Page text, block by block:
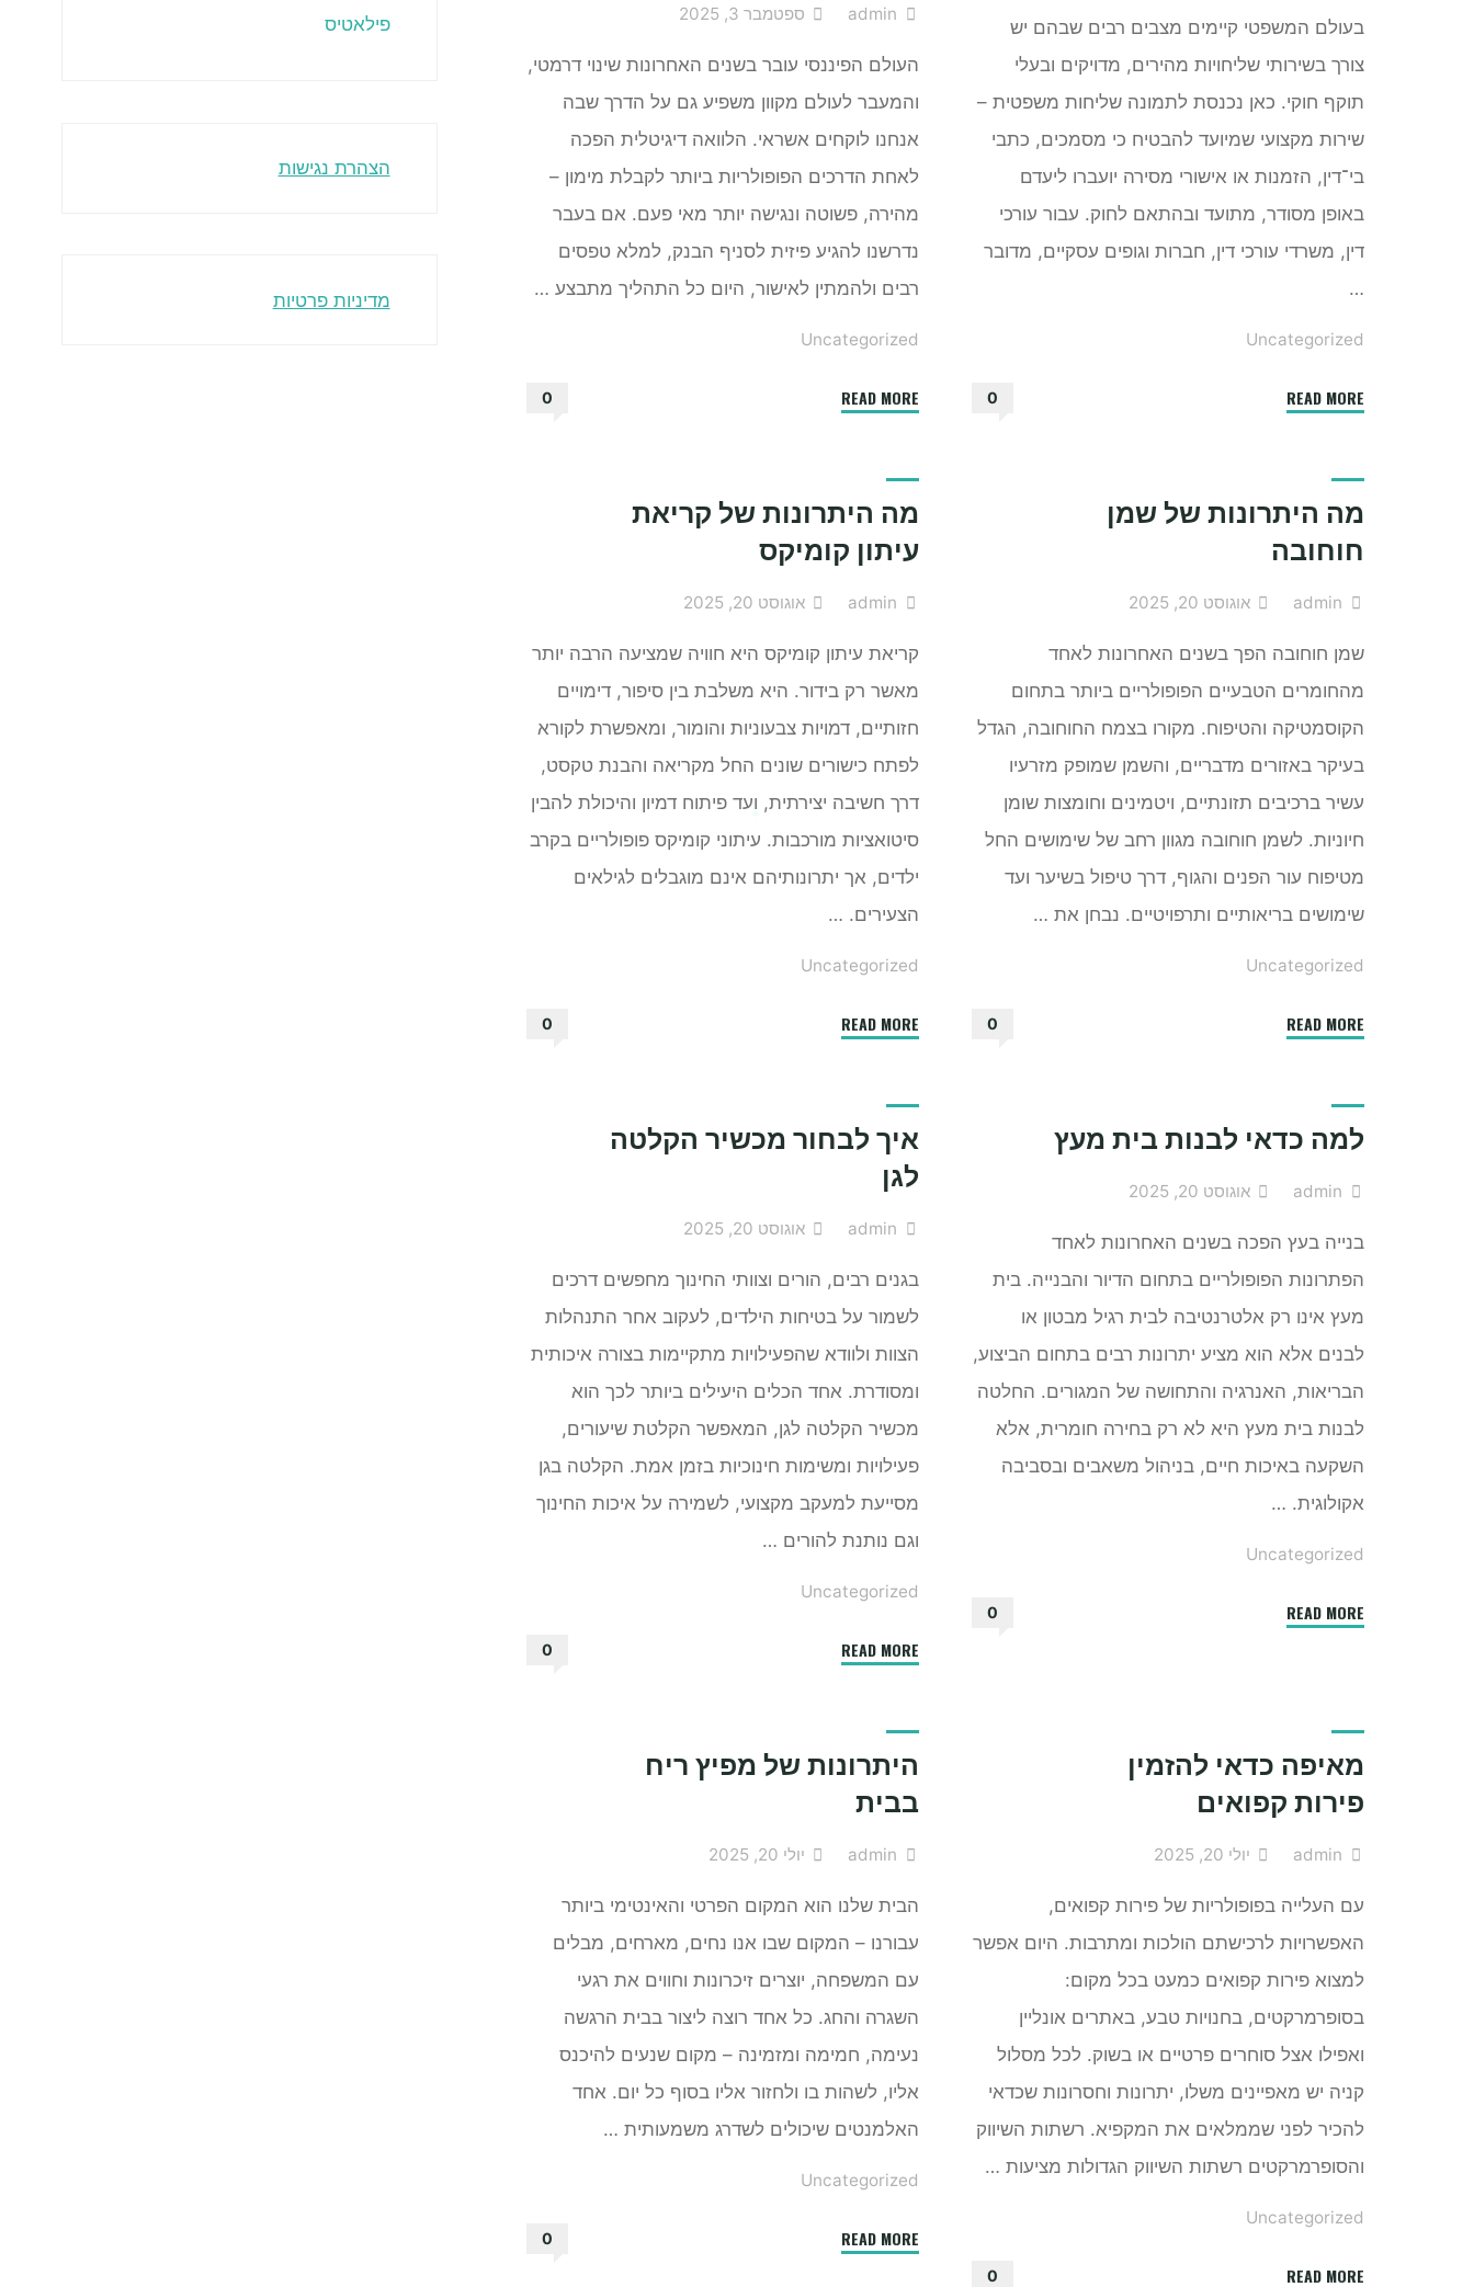
בעולם המשפטי קיימים מצבים רבים שבהם יש
צורך בשירותי שליחויות מהירים, מדויקים ובעלי
תוקף חוקי. כאן נכנסת לתמונה שליחות משפטית –
שירות מקצועי שמיועד להבטיח כי מסמכים, כתבי
בי־דין, הזמנות או אישורי מסירה יועברו ליעדם
באופן מסודר, מתועד ובהתאם לחוק. עבור עורכי
דין, משרדי עורכי דין, חברות וגופים עסקיים, מדובר
…
Uncategorized
READ MORE"שליחות
מה
שחשוב
0
admin ספטמבר 3, 2025
העולם הפיננסי עובר בשנים האחרונות שינוי דרמטי,
והמעבר לעולם מקוון משפיע גם על הדרך שבה
אנחנו לוקחים אשראי. הלוואה דיגיטלית הפכה
לאחת הדרכים הפופולריות ביותר לקבלת מימון –
מהירה, פשוטה ונגישה יותר מאי פעם. אם בעבר
נדרשנו להגיע פיזית לסניף הבנק, למלא טפסים
רבים ולהמתין לאישור, היום כל התהליך מתבצע …
Uncategorized
READ MORE
חכם
ומהיר
המודרני"
0
מה היתרונות של שמן
חוחובה
admin אוגוסט 20, 2025
שמן חוחובה הפך בשנים האחרונות לאחד
מהחומרים הטבעיים הפופולריים ביותר בתחום
הקוסמטיקה והטיפוח. מקורו בצמח החוחובה, הגדל
בעיקר באזורים מדבריים, והשמן שמופק מזרעיו
עשיר ברכיבים תזונתיים, ויטמינים וחומצות שומן
חיוניות. לשמן חוחובה מגוון רחב של שימושים החל
מטיפוח עור הפנים והגוף, דרך טיפול בשיער ועד
שימושים בריאותיים ותרפויטיים. נבחן את …
Uncategorized
READ MORE"מה
חוחובה"
0
מה היתרונות של קריאת
עיתון קומיקס
admin אוגוסט 20, 2025
קריאת עיתון קומיקס היא חוויה שמציעה הרבה יותר
מאשר רק בידור. היא משלבת בין סיפור, דימויים
חזותיים, דמויות צבעוניות והומור, ומאפשרת לקורא
לפתח כישורים שונים החל מקריאה והבנת טקסט,
דרך חשיבה יצירתית, ועד פיתוח דמיון והיכולת להבין
סיטואציות מורכבות. עיתוני קומיקס פופולריים בקרב
ילדים, אך יתרונותיהם אינם מוגבלים לגילאים
הצעירים. …
Uncategorized
READ MORE
עיתון
0
למה כדאי לבנות בית מעץ
admin אוגוסט 20, 2025
בנייה בעץ הפכה בשנים האחרונות לאחד
הפתרונות הפופולריים בתחום הדיור והבנייה. בית
מעץ אינו רק אלטרנטיבה לבית רגיל מבטון או
לבנים אלא הוא מציע יתרונות רבים בתחום הביצוע,
הבריאות, האנרגיה והתחושה של המגורים. החלטה
לבנות בית מעץ היא לא רק בחירה חומרית, אלא
השקעה באיכות חיים, בניהול משאבים ובסביבה
אקולוגית. …
Uncategorized
READ MORE"למה
0
איך לבחור מכשיר הקלטה
לגן
admin אוגוסט 20, 2025
בגנים רבים, הורים וצוותי החינוך מחפשים דרכים
לשמור על בטיחות הילדים, לעקוב אחר התנהלות
הצוות ולוודא שהפעילויות מתקיימות בצורה איכותית
ומסודרת. אחד הכלים היעילים ביותר לכך הוא
מכשיר הקלטה לגן, המאפשר הקלטת שיעורים,
פעילויות ומשימות חינוכיות בזמן אמת. הקלטה בגן
מסייעת למעקב מקצועי, לשמירה על איכות החינוך
וגם נותנת להורים …
Uncategorized
READ MORE
לגן"
0
מאיפה כדאי להזמין
פירות קפואים
admin יולי 20, 2025
עם העלייה בפופולריות של פירות קפואים,
האפשרויות לרכישתם הולכות ומתרבות. היום אפשר
למצוא פירות קפואים כמעט בכל מקום:
בסופרמרקטים, בחנויות טבע, באתרים אונליין
ואפילו אצל סוחרים פרטיים או בשוק. לכל מסלול
קניה יש מאפיינים משלו, יתרונות וחסרונות שכדאי
להכיר לפני שממלאים את המקפיא. רשתות השיווק
והסופרמרקטים רשתות השיווק הגדולות מציעות …
Uncategorized
READ MORE"מאיפה 0
היתרונות של מפיץ ריח
בבית
admin יולי 20, 2025
הבית שלנו הוא המקום הפרטי והאינטימי ביותר
עבורנו – המקום שבו אנו נחים, מארחים, מבלים
עם המשפחה, יוצרים זיכרונות וחווים את רגעי
השגרה והחג. כל אחד רוצה ליצור בבית הרגשה
נעימה, חמימה ומזמינה – מקום שנעים להיכנס
אליו, לשהות בו ולחזור אליו בסוף כל יום. אחד
האלמנטים שיכולים לשדרג משמעותית …
Uncategorized
READ MORE
0
פילאטיס
הצהרת נגישות
מדיניות פרטיות